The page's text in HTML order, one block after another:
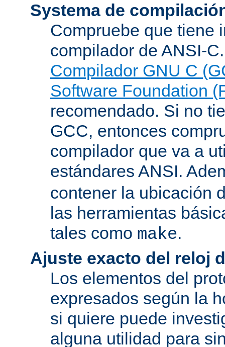
Systema de
Compruebe que tiene
compilador de ANSI-
Compilador GNU C
Software Foundation
recomendado. Si no
GCC, entonces
compilador que va a
estándares ANSI.
contener la ubicación
las herramientas
tales como make.
Ajuste exacto del reloj
Los elementos del
expresados según la
si quiere puede
alguna utilidad para